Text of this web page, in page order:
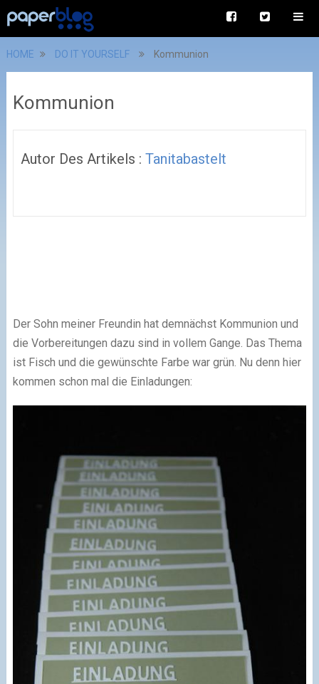
HOME DO IT YOURSELF Kommunion
Kommunion
Autor Des Artikels : Tanitabastelt
Der Sohn meiner Freundin hat demnächst Kommunion und
die Vorbereitungen dazu sind in vollem Gange. Das Thema
ist Fisch und die gewünschte Farbe war grün. Nu denn hier
kommen schon mal die Einladungen: